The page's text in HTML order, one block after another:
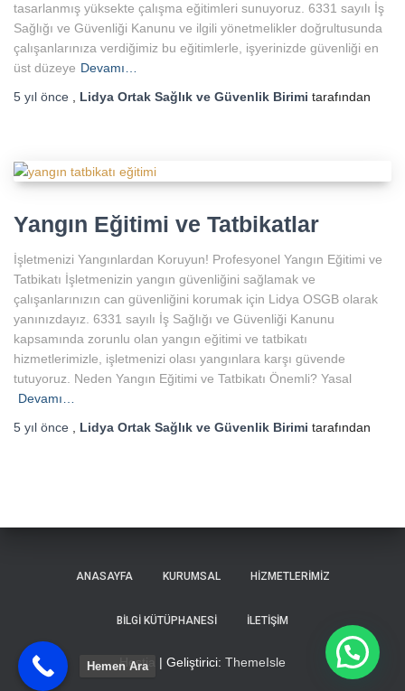
tasarlanmış yüksekte çalışma eğitimleri sunuyoruz. 6331 sayılı İş
Sağlığı ve Güvenliği Kanunu ve ilgili yönetmelikler doğrultusunda
çalışanlarınıza verdiğimiz bu eğitimlerle, işyerinizde güvenliği en
üst düzeye Devamı…
5 yıl önce Lidya Ortak Sağlık ve Güvenlik Birimi tarafından
Yangın Eğitimi ve Tatbikatlar
İşletmenizi Yangınlardan Koruyun! Profesyonel Yangın Eğitimi ve
Tatbikatı İşletmenizin yangın güvenliğini sağlamak ve
çalışanlarınızın can güvenliğini korumak için Lidya OSGB olarak
yanınızdayız. 6331 sayılı İş Sağlığı ve Güvenliği Kanunu
kapsamında zorunlu olan yangın eğitimi ve tatbikatı
hizmetlerimizle, işletmenizi olası yangınlara karşı güvende
tutuyoruz. Neden Yangın Eğitimi ve Tatbikatı Önemli? Yasal
Devamı…
5 yıl önce , Lidya Ortak Sağlık ve Güvenlik Birimi tarafından
ANASAYFA KURUMSAL HIZMETLERIMIZ
BILGI KÜTÜPHANESI İLETIŞIM
Hestia | Geliştirici: ThemeIsle
Hemen Ara